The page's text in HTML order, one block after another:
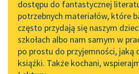
na Wolnych Lekturach
Nowy audiobook –
„Marzenie o Oriencie”
Sophie Elkan
Kolekcja Nadwyraz.com x
API
OAI-
dostępu do fantastycznej
potrzebnych materiałów, które
często przydają się naszym
szkołach albo nam samym w
po prostu do przyjemności, jaką
książki. Także kochani,
Susan
Co